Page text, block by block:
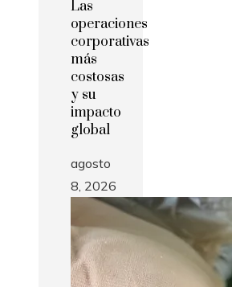
Las
operaciones
corporativas
más
costosas
y su
impacto
global
agosto
8, 2026